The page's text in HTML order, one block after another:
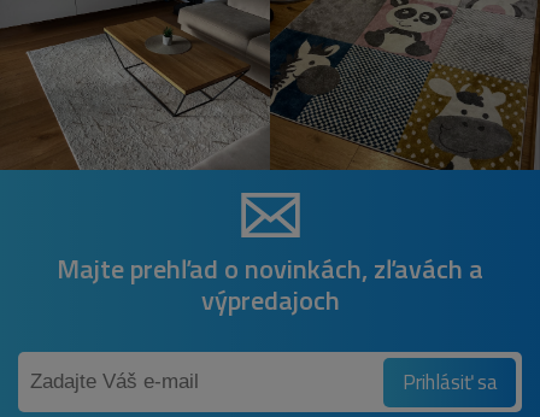
Majte prehľad o novinkách, zľavách a
výpredajoch
Prihlásiť sa